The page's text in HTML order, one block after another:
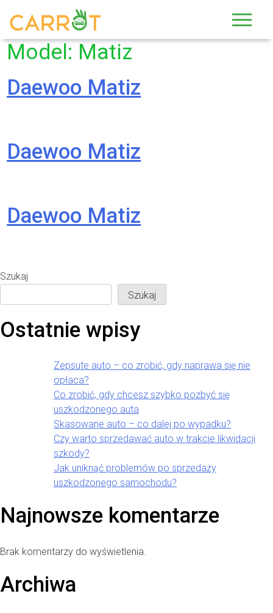
Model: Matiz
Daewoo Matiz
Daewoo Matiz
Daewoo Matiz
Szukaj
Szukaj
Ostatnie wpisy
Zepsute auto – co zrobić, gdy naprawa się nie
opłaca?
Co zrobić, gdy chcesz szybko pozbyć się
uszkodzonego auta
Skasowane auto – co dalej po wypadku?
Czy warto sprzedawać auto w trakcie likwidacji
szkody?
Jak uniknąć problemów po sprzedaży
uszkodzonego samochodu?
Najnowsze komentarze
Brak komentarzy do wyświetlenia.
Archiwa